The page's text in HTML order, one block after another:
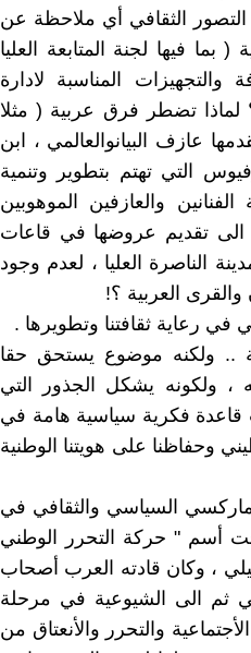
الثقافي أي ملاحظة عن
بما فيها لجنة المتابعة العليا
المناسبة لادارة
لماذا تضطر فرق عربية ( مثلا
عازف البيانوالعالمي ، ابن
التي تهتم بتطوير وتنمية
والعازفين الموهوبين
الى تقديم عروضها في قاعات
الناصرة العليا ، لعدم وجود
العربية ؟!
رعاية ثقافتنا وتطويرها .
.. ولكنه موضوع يستحق حقا
، ولكونه يشكل الجذور التي
قاعدة فكرية سياسية هامة في
وحفاظنا على هويتنا الوطنية
السياسي والثقافي في
أسم " حركة التحرر الوطني
، وكان قادته العرب أصحاب
ثم الى الشيوعية في مرحلة
والتحرر والأنعتاق من